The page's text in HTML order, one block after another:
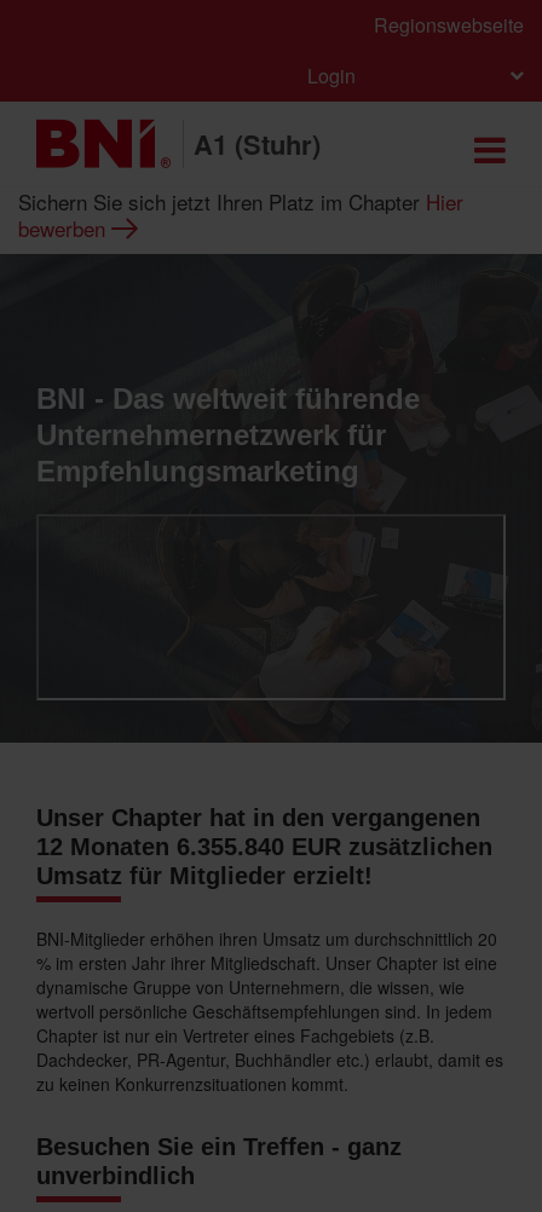
Regionswebseite
Login
A1 (Stuhr)
Sichern Sie sich jetzt Ihren Platz im Chapter Hier
bewerben
BNI - Das weltweit führende
Unternehmernetzwerk für
Empfehlungsmarketing
Unser Chapter hat in den vergangenen
12 Monaten 6.355.840 EUR zusätzlichen
Umsatz für Mitglieder erzielt!
BNI-Mitglieder erhöhen ihren Umsatz um durchschnittlich 20
% im ersten Jahr ihrer Mitgliedschaft. Unser Chapter ist eine
dynamische Gruppe von Unternehmern, die wissen, wie
wertvoll persönliche Geschäftsempfehlungen sind. In jedem
Chapter ist nur ein Vertreter eines Fachgebiets (z.B.
Dachdecker, PR-Agentur, Buchhändler etc.) erlaubt, damit es
zu keinen Konkurrenzsituationen kommt.
Besuchen Sie ein Treffen - ganz
unverbindlich